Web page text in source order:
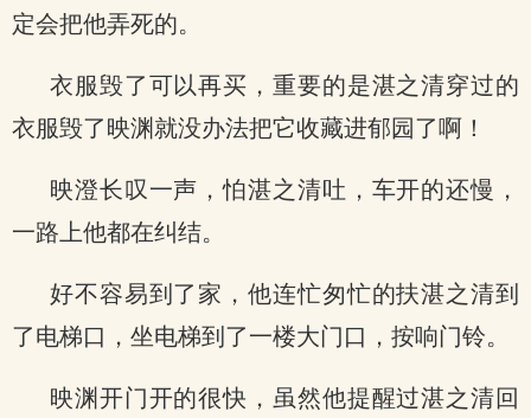
定会把他弄死的。
衣服毁了可以再买，重要的是湛之清穿过的
衣服毁了映渊就没办法把它收藏进郁园了啊！
映澄长叹一声，怕湛之清吐，车开的还慢，
一路上他都在纠结。
好不容易到了家，他连忙匆忙的扶湛之清到
了电梯口，坐电梯到了一楼大门口，按响门铃。
映渊开门开的很快，虽然他提醒过湛之清回